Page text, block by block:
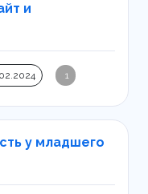
и
1
у младшего